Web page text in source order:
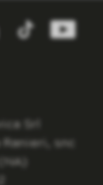
Srl
Ranieri, snc